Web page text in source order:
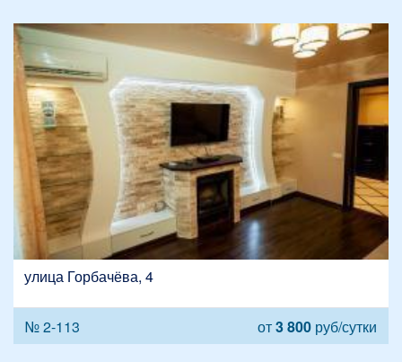
улица Горбачёва, 4
№ 2-113 от3 800 руб/сутки